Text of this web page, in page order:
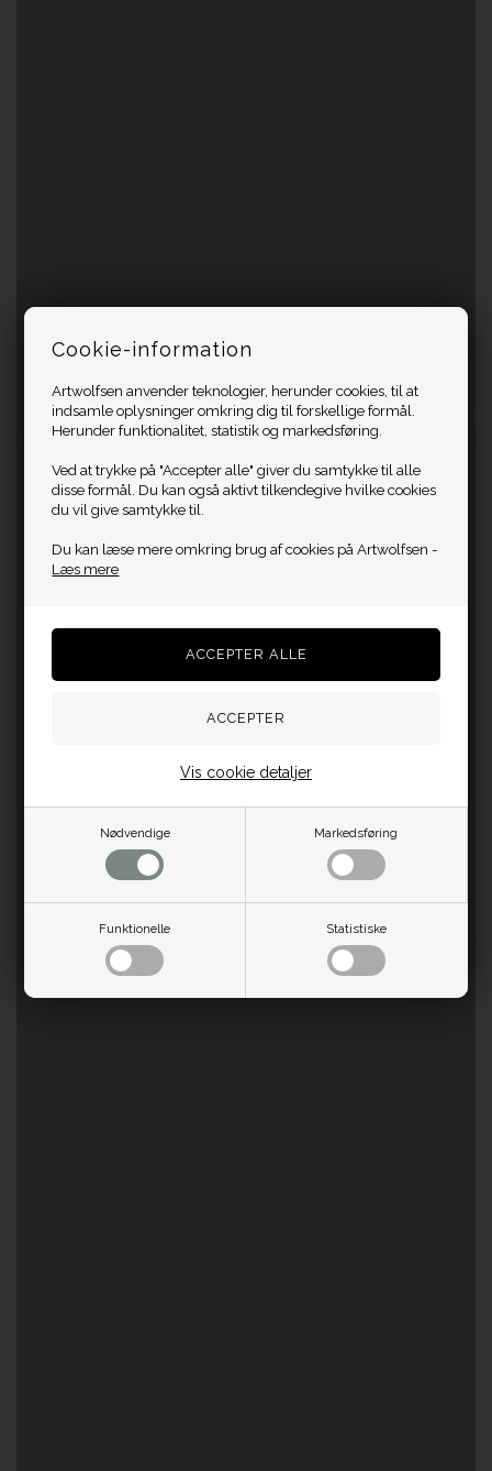
Cookie-information
Artwolfsen anvender teknologier, herunder cookies, til at
indsamle oplysninger omkring dig til forskellige formål.
Herunder funktionalitet, statistik og markedsføring.
Ved at trykke på "Accepter alle" giver du samtykke til alle
disse formål. Du kan også aktivt tilkendegive hvilke cookies
du vil give samtykke til.
Du kan læse mere omkring brug af cookies på Artwolfsen -
Læs mere
Nødvendige Markedsføring
Funktionelle Statistiske
Vis cookie detaljer